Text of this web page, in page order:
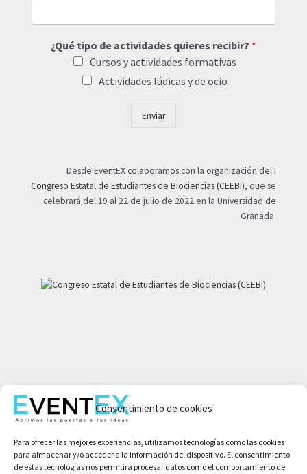
Consentimiento de cookies
Para ofrecer las mejores experiencias, utilizamos tecnologías como las cookies
para almacenar y/o acceder a la información del dispositivo. El consentimiento
de estas tecnologías nos permitirá procesar datos como el comportamiento de
¿Qué tipo de actividades quieres recibir? *
Cursos y actividades formativas
Actividades lúdicas y de ocio
Enviar
Desde EventEX colaboramos con la organización delI
Congreso Estatal de Estudiantes de Biociencias (CEEBI), que se
celebrará del 19 al 22 de julio de 2022 en la Universidad de
Granada.
Aviso legal
Política de privacidad
Condiciones de compra
Política de cookies